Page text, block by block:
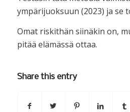
ympärijuoksuun (2023) ja se
Omat riskithän siinäkin on,
pitää elämässä ottaa.
Share this entry